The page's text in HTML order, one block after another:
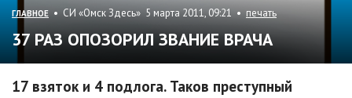
ГЛАВНОЕ • СИ «Омск Здесь» 5 марта 2011, 09:21 • печать
37 РАЗ ОПОЗОРИЛ ЗВАНИЕ ВРАЧА
17 взяток и 4 подлога. Таков преступный